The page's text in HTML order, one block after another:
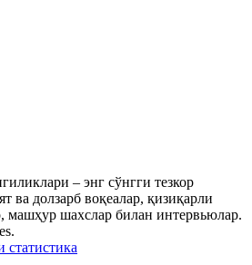
– энг сўнгги тезкор
ва долзарб воқеалар, қизиқарли
машҳур шахслар билан интервьюлар.